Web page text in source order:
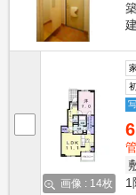
画像 : 14枚
1